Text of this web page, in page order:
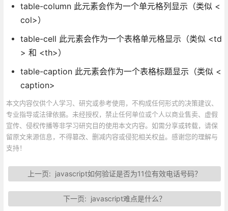
table-column 此元素会作为一个单元格列显示（类似 <
col>）
table-cell 此元素会作为一个表格单元格显示（类似 <td
> 和 <th>）
table-caption 此元素会作为一个表格标题显示（类似 <
caption>
本文内容仅供个人学习、研究或参考使用，不构成任何形式的决策建议、
专业指导或法律依据。未经授权，禁止任何单位或个人以商业售卖、虚假
宣传、侵权传播等非学习研究目的使用本文内容。如需分享或转载，请保
留原文来源信息，不得篡改、删减内容或侵犯相关权益。感谢您的理解与
支持！
上一页: javascript如何验证是否为11位有效电话号码？
下一页: javascript难点是什么？